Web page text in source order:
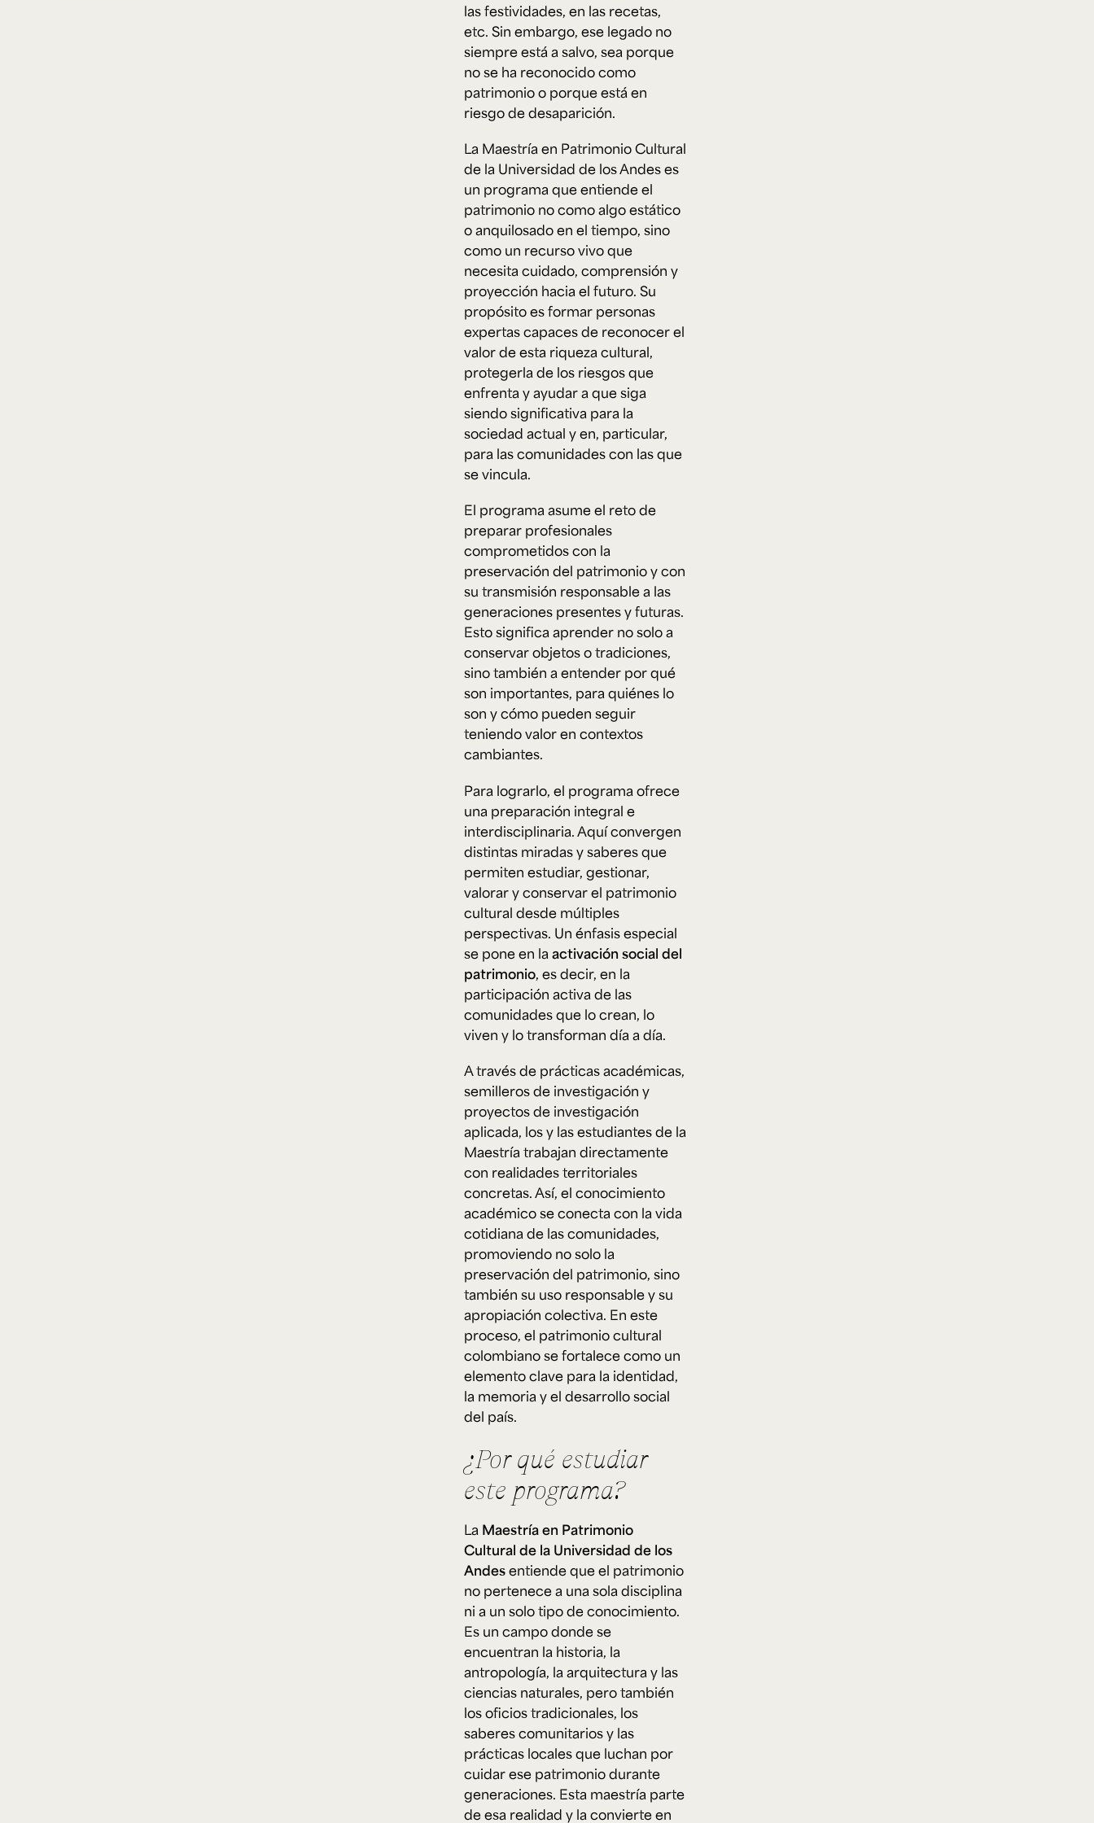
las festividades, en las recetas,
etc. Sin embargo, ese legado no
siempre está a salvo, sea porque
no se ha reconocido como
patrimonio o porque está en
riesgo de desaparición.
La Maestría en Patrimonio Cultural
de la Universidad de los Andes es
un programa que entiende el
patrimonio no como algo estático
o anquilosado en el tiempo, sino
como un recurso vivo que
necesita cuidado, comprensión y
proyección hacia el futuro. Su
propósito es formar personas
expertas capaces de reconocer el
valor de esta riqueza cultural,
protegerla de los riesgos que
enfrenta y ayudar a que siga
siendo significativa para la
sociedad actual y en, particular,
para las comunidades con las que
se vincula.
El programa asume el reto de
preparar profesionales
comprometidos con la
preservación del patrimonio y con
su transmisión responsable a las
generaciones presentes y futuras.
Esto significa aprender no solo a
conservar objetos o tradiciones,
sino también a entender por qué
son importantes, para quiénes lo
son y cómo pueden seguir
teniendo valor en contextos
cambiantes.
Para lograrlo, el programa ofrece
una preparación integral e
interdisciplinaria. Aquí convergen
distintas miradas y saberes que
permiten estudiar, gestionar,
valorar y conservar el patrimonio
cultural desde múltiples
perspectivas. Un énfasis especial
se pone en la activación social del
patrimonio, es decir, en la
participación activa de las
comunidades que lo crean, lo
viven y lo transforman día a día.
A través de prácticas académicas,
semilleros de investigación y
proyectos de investigación
aplicada, los y las estudiantes de la
Maestría trabajan directamente
con realidades territoriales
concretas. Así, el conocimiento
académico se conecta con la vida
cotidiana de las comunidades,
promoviendo no solo la
preservación del patrimonio, sino
también su uso responsable y su
apropiación colectiva. En este
proceso, el patrimonio cultural
colombiano se fortalece como un
elemento clave para la identidad,
la memoria y el desarrollo social
del país.
¿Por qué estudiar
este programa?
La Maestría en Patrimonio
Cultural de la Universidad de los
Andesentiende que el patrimonio
no pertenece a una sola disciplina
ni a un solo tipo de conocimiento.
Es un campo donde se
encuentran la historia, la
antropología, la arquitectura y las
ciencias naturales, pero también
los oficios tradicionales, los
saberes comunitarios y las
prácticas locales que luchan por
cuidar ese patrimonio durante
generaciones. Esta maestría parte
de esa realidad y la convierte en